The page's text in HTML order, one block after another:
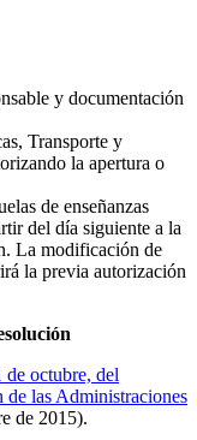
y documentación
Transporte y
la apertura o
de enseñanzas
del día siguiente a la
La modificación de
la previa autorización
octubre, del
las Administraciones
de 2015).